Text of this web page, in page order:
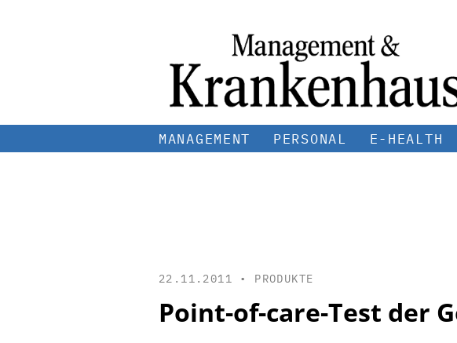
MANAGEMENT PERSONAL E-HEALTH
22.11.2011 • PRODUKTE
Point-of-care-Test der